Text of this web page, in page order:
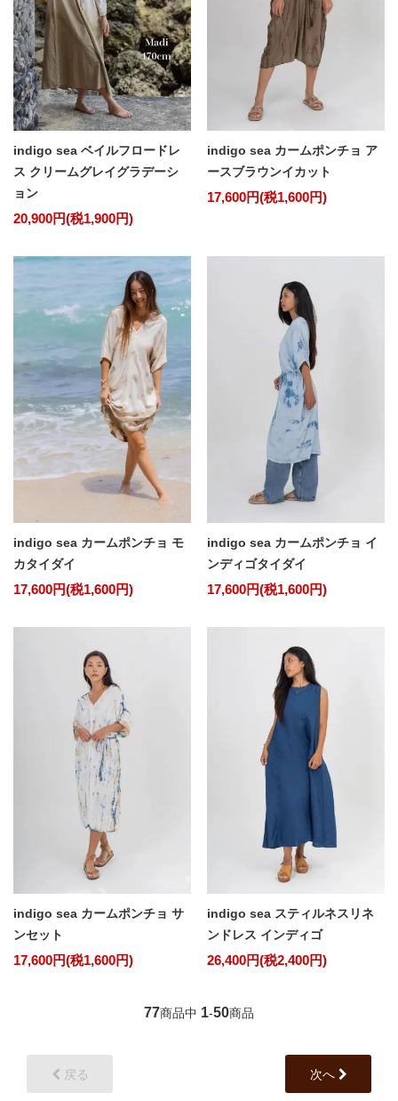
indigo sea ベイルフロードレ
ス クリームグレイグラデーシ
ョン
20,900円(税1,900円)
indigo sea カームポンチョ ア
ースブラウンイカット
17,600円(税1,600円)
indigo sea カームポンチョ モ
カタイダイ
17,600円(税1,600円)
indigo sea カームポンチョ イ
ンディゴタイダイ
17,600円(税1,600円)
indigo sea カームポンチョ サ
ンセット
17,600円(税1,600円)
indigo sea スティルネスリネ
ンドレス インディゴ
26,400円(税2,400円)
77商品中 1-50商品
戻る 次へ